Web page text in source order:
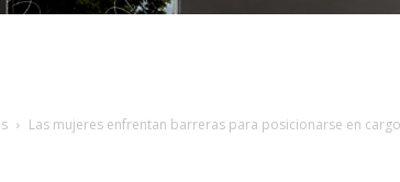
Las mujeres enfrentan barreras para posicionarse en